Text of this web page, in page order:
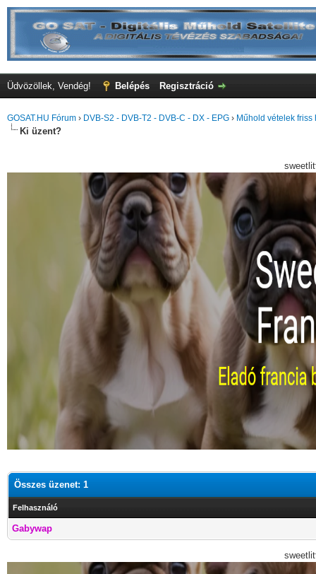
Üdvözöllek, Vendég! Belépés Regisztráció
GOSAT.HU Fórum › DVB-S2 - DVB-T2 - DVB-C - DX - EPG › Műhold vételek friss
Ki üzent?
Összes üzenet: 1
Felhasználó
Gabywap